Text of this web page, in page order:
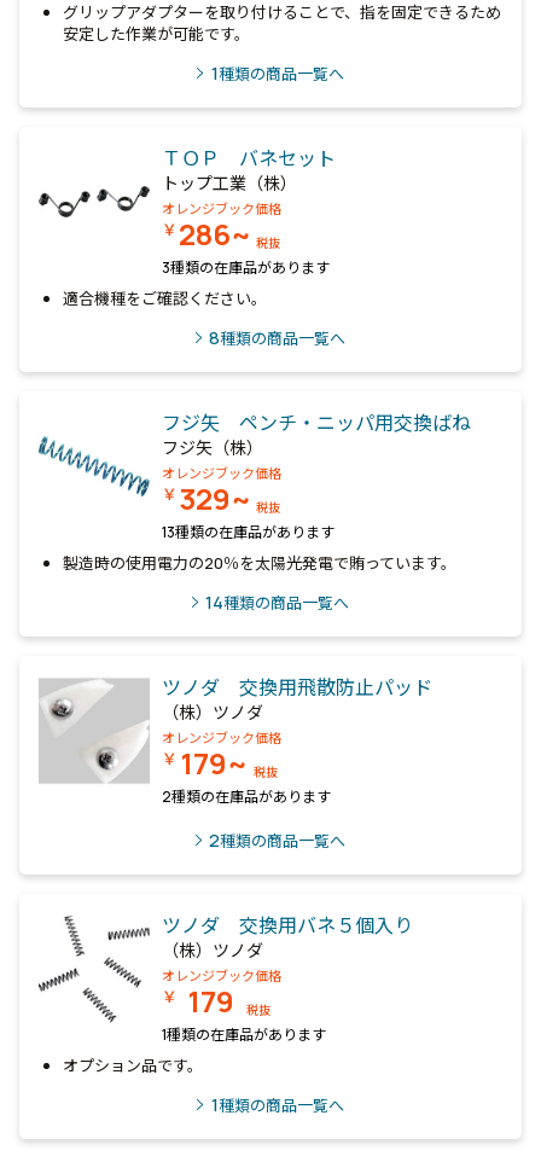
グリップアダプターを取り付けることで、指を固定できるため
安定した作業が可能です。
1種類の商品一覧へ
ＴＯＰ バネセット
トップ工業（株）
オレンジブック価格
￥ 286~ 税抜
3種類の在庫品があります
適合機種をご確認ください。
8種類の商品一覧へ
フジ矢 ペンチ・ニッパ用交換ばね
フジ矢（株）
オレンジブック価格
￥ 329~ 税抜
13種類の在庫品があります
製造時の使用電力の20％を太陽光発電で賄っています。
14種類の商品一覧へ
ツノダ 交換用飛散防止パッド
（株）ツノダ
オレンジブック価格
￥ 179~ 税抜
2種類の在庫品があります
2種類の商品一覧へ
ツノダ 交換用バネ５個入り
（株）ツノダ
オレンジブック価格
￥ 179 税抜
1種類の在庫品があります
オプション品です。
1種類の商品一覧へ